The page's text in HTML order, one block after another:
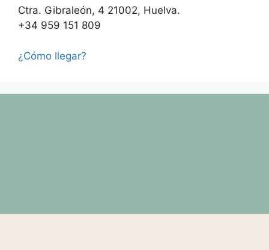
Ctra. Gibraleón, 4 21002, Huelva.
+34 959 151 809
¿Cómo llegar?